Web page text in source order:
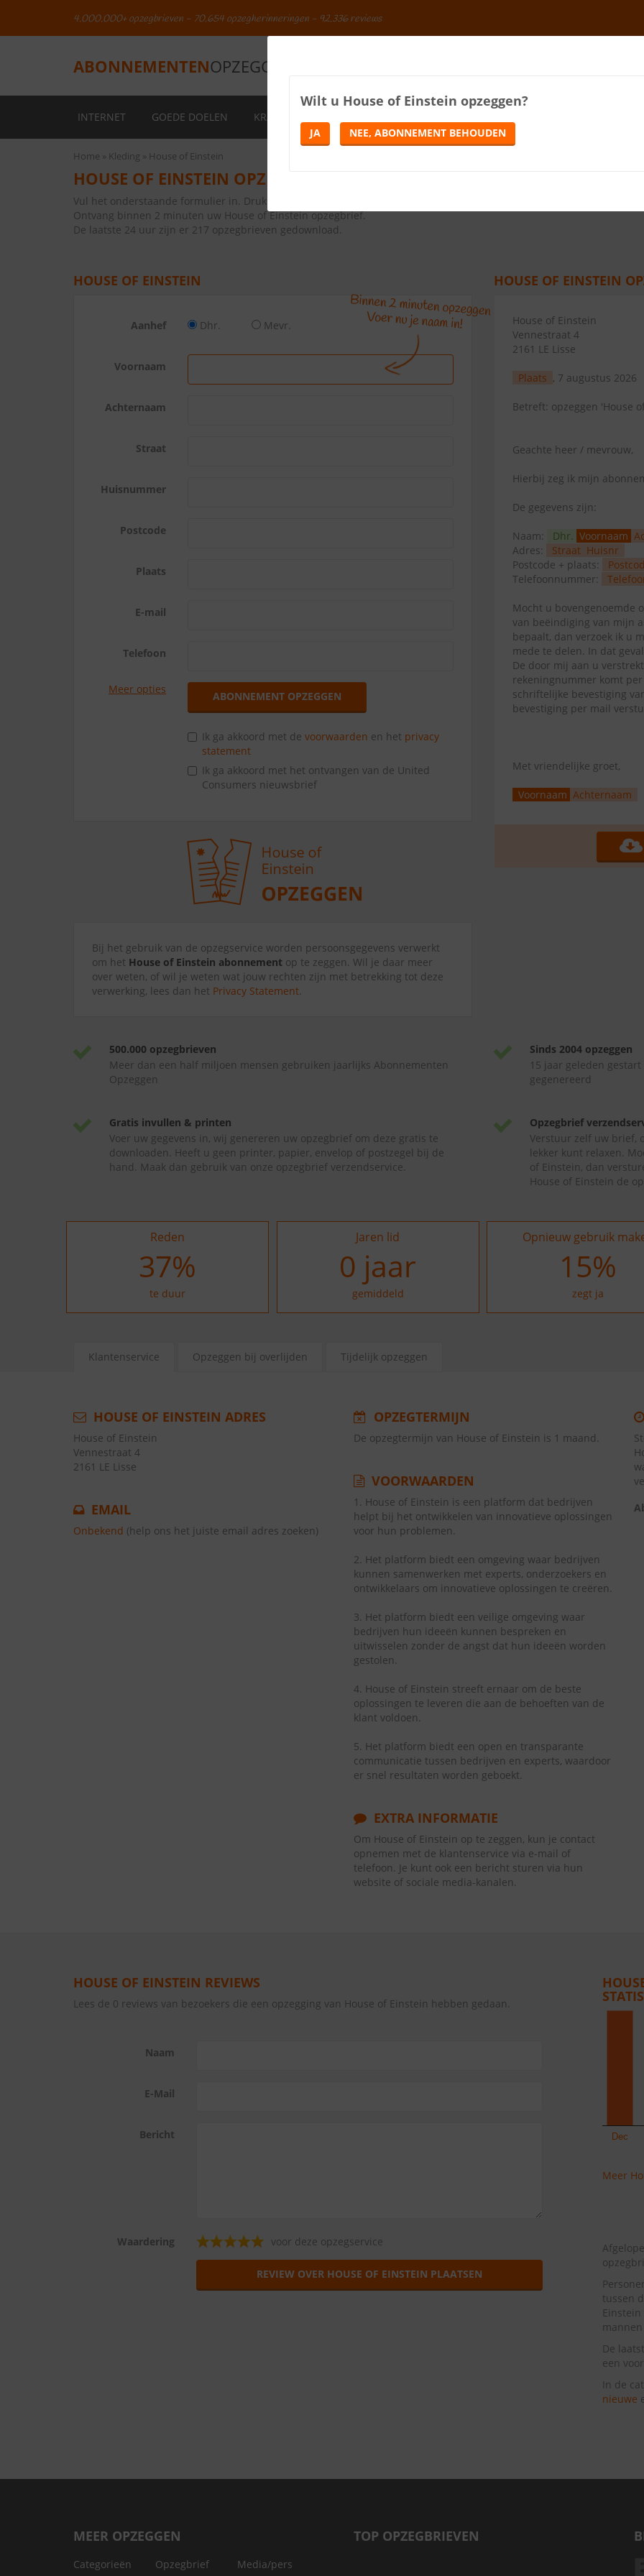
4.000.000+ opzegbrieven - 70.654 opzegherinneringen - 92.336 reviews
ABONNEMENTENOPZEGGEN.NL
INTERNET GOEDE DOELEN KRANTEN
Home Kleding House of Einstein
HOUSE OF EINSTEIN OPZEGGEN
Vul het onderstaande formulier in. Druk vervolgens op de knop Abonnement opzeggen.
Ontvang binnen 2 minuten uw House of Einstein opzegbrief.
De laatste 24 uur zijn er 217 opzegbrieven gedownload.
HOUSE OF EINSTEIN
Aanhef Dhr. Mevr.
Voornaam
Achternaam
Straat
Huisnummer
Postcode
Plaats
E-mail
Telefoon
Meer opties
ABONNEMENT OPZEGGEN
Ik ga akkoord met devoorwaarden en het privacy
statement
Ik ga akkoord met het ontvangen van de United
Consumers nieuwsbrief
Bij het gebruik van de opzegservice worden persoonsgegevens verwerkt
om het House of Einstein abonnement op te zeggen. Wil je daar meer
over weten, of wil je weten wat jouw rechten zijn met betrekking tot deze
verwerking, lees dan het Privacy Statement.
HOUSE OF EINSTEIN
House of Einstein
Vennestraat 4
2161 LE Lisse
Plaats , 7 augustus 2026
Betreft: opzeggen 'House
Geachte heer / mevrouw,
Hierbij zeg ik mijn
De gegevens zijn:
Naam: Dhr. Voornaam
Adres:
Straat Huisnr
Postcode + plaats:
Telefoonnummer:
Mocht u bovengenoemde
van beëindiging van mijn
bepaalt, dan verzoek ik u
mede te delen. In dat
De door mij aan u
rekeningnummer komt
schriftelijke bevestiging
bevestiging per mail
Met vriendelijke groet,
Voornaam Achternaam
500.000 opzegbrieven
Meer dan een half miljoen mensen gebruiken jaarlijks Abonnementen
Opzeggen
Sinds 2004 opzeggen
15 jaar geleden
gegenereerd
Gratis invullen & printen
Voer uw gegevens in, wij genereren uw opzegbrief om deze gratis te
downloaden. Heeft u geen printer, papier, envelop of postzegel bij de
hand. Maak dan gebruik van onze opzegbrief verzendservice.
Opzegbrief
Verstuur zelf uw brief,
lekker kunt relaxen.
of Einstein, dan
House of Einstein de
Reden
37%
te duur
Jaren lid
0 jaar
gemiddeld
Opnieuw gebruik
18%
zegt ja
Klantenservice Opzeggen bij overlijden Tijdelijk opzeggen
HOUSE OF EINSTEIN ADRES
House of Einstein
Vennestraat 4
2161 LE Lisse
EMAIL
Onbekend (help ons het juiste email adres zoeken)
OPZEGTERMIJN
De opzegtermijn van House of Einstein is 1 maand.
VOORWAARDEN
1. House of Einstein is een platform dat bedrijven
helpt bij het ontwikkelen van innovatieve oplossingen
voor hun problemen.
2. Het platform biedt een omgeving waar bedrijven
kunnen samenwerken met experts, onderzoekers en
ontwikkelaars om innovatieve oplossingen te creëren.
3. Het platform biedt een veilige omgeving waar
bedrijven hun ideeën kunnen bespreken en
uitwisselen zonder de angst dat hun ideeën worden
gestolen.
4. House of Einstein streeft ernaar om de beste
oplossingen te leveren die aan de behoeften van de
klant voldoen.
5. Het platform biedt een open en transparante
communicatie tussen bedrijven en experts, waardoor
er snel resultaten worden geboekt.
EXTRA INFORMATIE
Om House of Einstein op te zeggen, kun je contact
opnemen met de klantenservice via e-mail of
telefoon. Je kunt ook een bericht sturen via hun
website of sociale media-kanalen.
HOUSE OF EINSTEIN REVIEWS
Lees de 0 reviews van bezoekers die een opzegging van House of Einstein hebben gedaan.
Naam
E-Mail
Bericht
Waardering voor deze opzegservice
REVIEW OVER HOUSE OF EINSTEIN PLAATSEN
Meer
tussen
De
een
In de
nieuwe
MEER OPZEGGEN
Categorieën Opzegbrief Media/pers
TOP OPZEGBRIEVEN
Wilt u House of Einstein opzeggen?
JA NEE, ABONNEMENT BEHOUDEN